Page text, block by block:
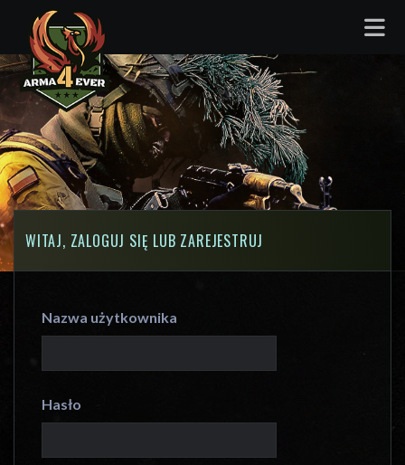
WITAJ, ZALOGUJ SIĘ LUB ZAREJESTRUJ
Nazwa użytkownika
Hasło